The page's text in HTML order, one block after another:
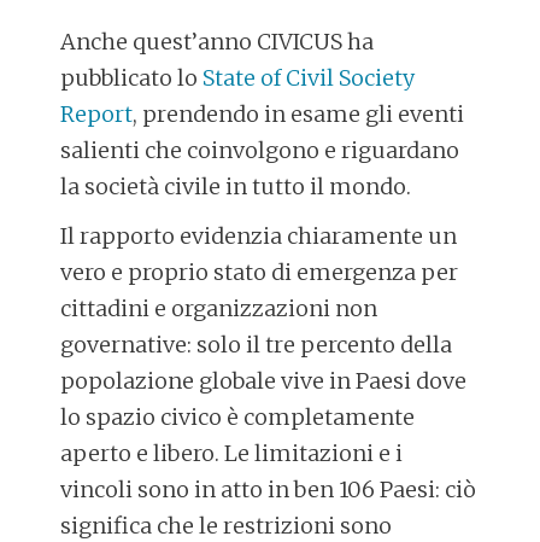
Anche quest’anno CIVICUS ha
pubblicato lo State of Civil Society
Report, prendendo in esame gli eventi
salienti che coinvolgono e riguardano
la società civile in tutto il mondo.
Il rapporto evidenzia chiaramente un
vero e proprio stato di emergenza per
cittadini e organizzazioni non
governative: solo il tre percento della
popolazione globale vive in Paesi dove
lo spazio civico è completamente
aperto e libero. Le limitazioni e i
vincoli sono in atto in ben 106 Paesi: ciò
significa che le restrizioni sono